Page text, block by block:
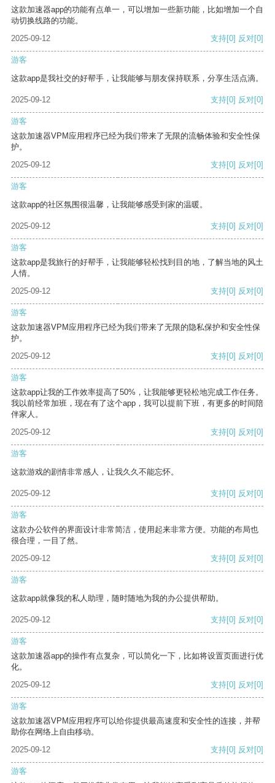
这款加速器app的功能有点单一，可以增加一些新功能，比如增加一个自
动切换线路的功能。
2025-09-12
支持[0] 反对[0]
游客
这款app是我社交的好帮手，让我能够与朋友保持联系，分享生活点滴。
2025-09-12 支持[0] 反对[0]
游客
这款加速器VPM应用程序已经为我们带来了无限的流畅体验和安全性保
护。
2025-09-12
支持[0] 反对[0]
游客
这款app的社区氛围很温馨，让我能够感受到家的温暖。
2025-09-12 支持[0] 反对[0]
游客
这款app是我旅行的好帮手，让我能够轻松找到目的地，了解当地的风土
人情。
2025-09-12
支持[0] 反对[0]
游客
这款加速器VPM应用程序已经为我们带来了无限的隐私保护和安全性保
护。
2025-09-12
支持[0] 反对[0]
游客
这款app让我的工作效率提高了50%，让我能够更轻松地完成工作任务。
我以前经常加班，现在有了这个app，我可以提前下班，有更多的时间陪
伴家人。
2025-09-12
支持[0] 反对[0]
游客
这款游戏的剧情非常感人，让我久久不能忘怀。
2025-09-12 支持[0] 反对[0]
游客
这款办公软件的界面设计非常简洁，使用起来非常方便。功能的布局也
很合理，一目了然。
2025-09-12
支持[0] 反对[0]
游客
这款app就像我的私人助理，随时随地为我的办公提供帮助。
2025-09-12 支持[0] 反对[0]
游客
这款加速器app的操作有点复杂，可以简化一下，比如将设置页面进行优
化。
2025-09-12
支持[0] 反对[0]
游客
这款加速器VPM应用程序可以给你提供最高速度和安全性的连接，并帮
助你在网络上自由移动。
2025-09-12
支持[0] 反对[0]
游客